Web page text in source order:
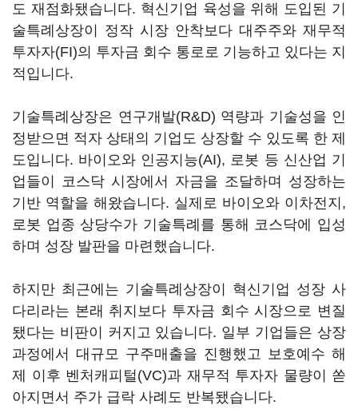
도 재점화됐습니다. 혁신기업 육성을 위해 도입된 기
술특례상장이 정작 시장 안착보다 대주주와 재무적
투자자(FI)의 투자금 회수 통로로 기능하고 있다는 지
적입니다.
기술특례상장은 연구개발(R&D) 역량과 기술성을 인
정받으면 적자 상태의 기업도 상장할 수 있도록 한 제
도입니다. 바이오와 인공지능(AI), 로봇 등 신산업 기
업들이 코스닥 시장에서 자금을 조달하며 성장하는
기반 역할을 해왔습니다. 실제로 바이오와 이차전지,
로봇 업종 상당수가 기술특례를 통해 코스닥에 입성
하며 성장 발판을 마련했습니다.
하지만 최근에는 기술특례상장이 혁신기업 성장 사
다리라는 본래 취지보다 투자금 회수 시장으로 변질
됐다는 비판이 커지고 있습니다. 일부 기업들은 상장
과정에서 대규모 구주매출을 진행했고 보호예수 해
제 이후 벤처캐피털(VC)과 재무적 투자자 물량이 쏟
아지면서 주가 급락 사례도 반복됐습니다.